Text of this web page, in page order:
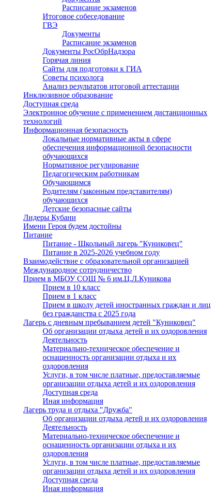
Расписание экзаменов
Итоговое собеседование
ГВЭ
Документы
Расписание экзаменов
Документы РосОбрНадзора
Горячая линия
Сайты для подготовки к ГИА
Советы психолога
Анализ результатов итоговой аттестации
Инклюзивное образование
Доступная среда
Электронное обучение с применением дистанционных
технологий
Информационная безопасность
Локальные нормативные акты в сфере
обеспечения информационной безопасности
обучающихся
Нормативное регулирование
Педагогическим работникам
Обучающимся
Родителям (законным представителям)
обучающихся
Детские безопасные сайты
Лидеры Кубани
Имени Героя будем достойны
Питание
Питание - Школьный лагерь "Куниковец"
Питание в 2025-2026 учебном году
Взаимодействие с образовательной организацией
Международное сотрудничество
Прием в МБОУ СОШ № 6 им.Ц.Л.Куникова
Прием в 10 класс
Прием в 1 класс
Прием в школу детей иностранных граждан и лиц
без гражданства с 2025 года
Лагерь с дневным пребыванием детей "Куниковец"
Об организации отдыха детей и их оздоровления
Деятельность
Материально-техническое обеспечение и
оснащенность организации отдыха и их
оздоровления
Услуги, в том числе платные, предоставляемые
организации отдыха детей и их оздоровления
Доступная среда
Иная информация
Лагерь труда и отдыха "Дружба"
Об организации отдыха детей и их оздоровления
Деятельность
Материально-техническое обеспечение и
оснащенность организации отдыха и их
оздоровления
Услуги, в том числе платные, предоставляемые
организации отдыха детей и их оздоровления
Доступная среда
Иная информация